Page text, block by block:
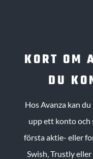
KORT OM
DU
Hos Avanza kan
upp ett konto
första aktie- eller
Swish, Trustly